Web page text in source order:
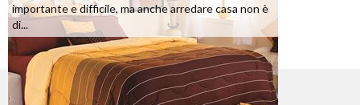
importante e difficile, ma anche arredare casa non è
di...